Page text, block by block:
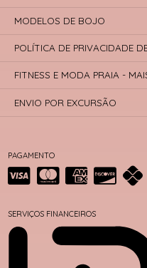
PAGAMENTO
SERVIÇOS FINANCEIROS
MODELOS DE BOJO
POLÍTICA DE PRIVACIDADE
FITNESS E MODA PRAIA -
ENVIO POR EXCURSÃO